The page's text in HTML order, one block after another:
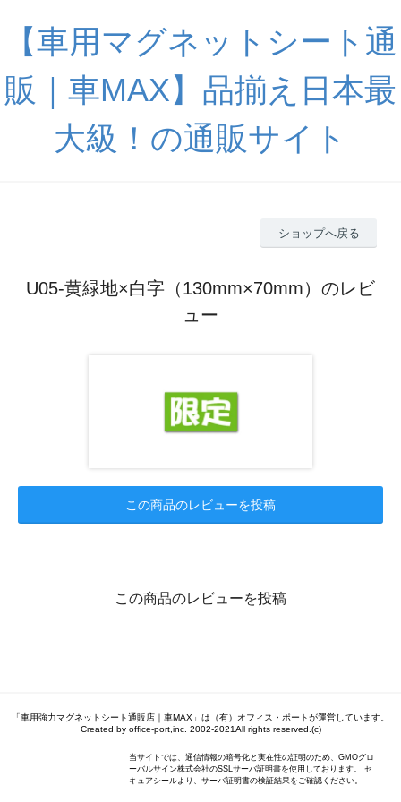
【車用マグネットシート通
販｜車MAX】品揃え日本最
大級！の通販サイト
ショップへ戻る
U05-黄緑地×白字（130mm×70mm）のレビ
ュー
この商品のレビューを投稿
この商品のレビューを投稿
「車用強力マグネットシート通販店｜車MAX」は（有）オフィス・ポートが運営しています。
Created by office-port,inc. 2002-2021All rights reserved.(c)
当サイトでは、通信情報の暗号化と実在性の証明のため、GMOグロ
ーバルサイン株式会社のSSLサーバ証明書を使用しております。 セ
キュアシールより、サーバ証明書の検証結果をご確認ください。